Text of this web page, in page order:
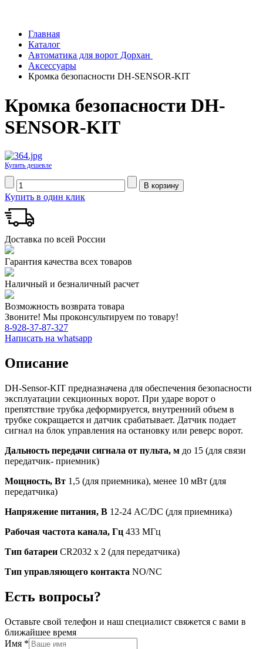
Главная
Каталог
Автоматика для ворот Дорхан
Аксессуары
Кромка безопасности DH-SENSOR-KIT
Кромка безопасности DH-
SENSOR-KIT
Купить дешевле
Купить в один клик
Доставка по всей России
Гарантия качества всех товаров
Наличный и безналичный расчет
Возможность возврата товара
Звоните! Мы проконсультируем по товару!
8-928-37-87-327
Написать на whatsapp
Описание
DH-Sensor-KIT предназначена для обеспечения безопасности
эксплуатации секционных ворот. При ударе ворот о
препятствие трубка деформируется, внутренний объем в
трубке сокращается и датчик срабатывает. Датчик подает
сигнал на блок управления на остановку или реверс ворот.
Дальность передачи сигнала от пульта, м до 15 (для связи
передатчик- приемник)
Мощность, Вт 1,5 (для приемника), менее 10 мВт (для
передатчика)
Напряжение питания, В 12-24 AC/DC (для приемника)
Рабочая частота канала, Гц 433 МГц
Тип батареи CR2032 x 2 (для передатчика)
Тип управляющего контакта NO/NC
Есть вопросы?
Оставьте свой телефон и наш специалист свяжется с вами в
ближайшее время
Имя *